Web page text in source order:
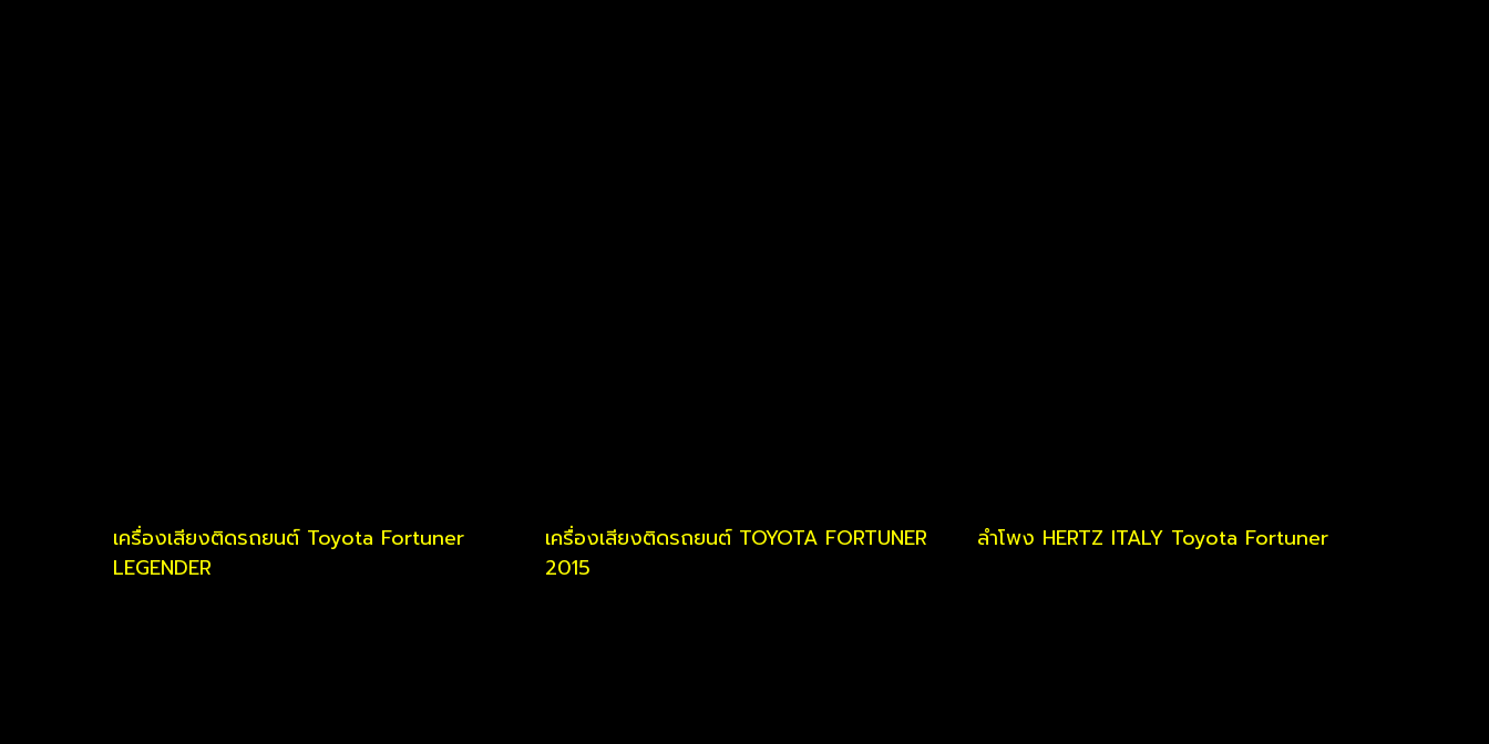
เครื่องเสียงติดรถยนต์ Toyota Fortuner
LEGENDER
เครื่องเสียงติดรถยนต์ TOYOTA FORTUNER
2015
ลำโพง HERTZ ITALY Toyota Fortuner